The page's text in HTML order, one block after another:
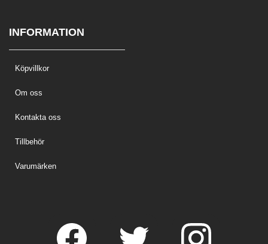
INFORMATION
Köpvillkor
Om oss
Kontakta oss
Tillbehör
Varumärken